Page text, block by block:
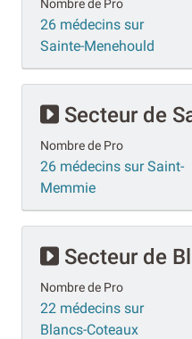
Nombre de Pro
26 médecins sur
Sainte-Menehould
Secteur de
Nombre de Pro
26 médecins sur Saint-
Memmie
Secteur de
Nombre de Pro
22 médecins sur
Blancs-Coteaux